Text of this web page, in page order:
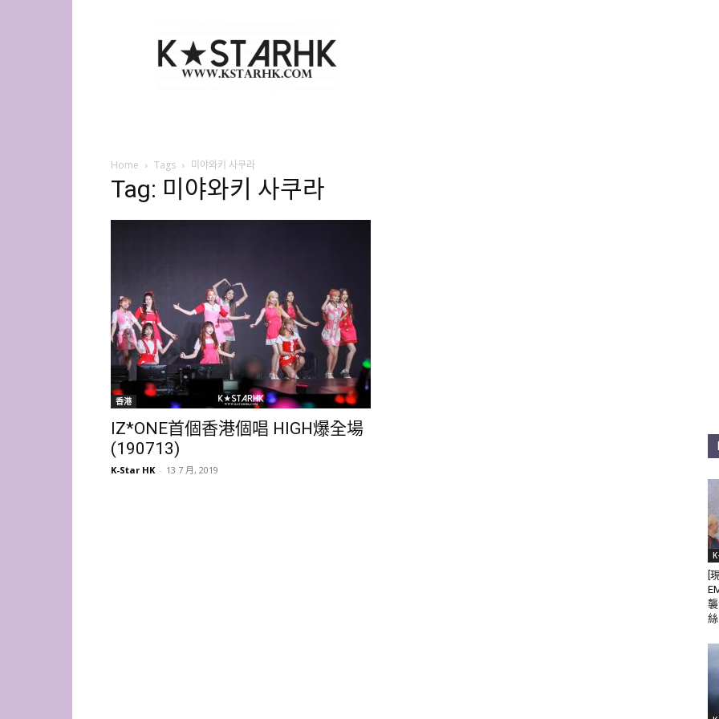
Star
HK
Home Tags 미야와키 사쿠라
Tag: 미야와키 사쿠라
香港
IZ*ONE首個香港個唱 HIGH爆全場
(190713)
K-Star HK - 13 7 月, 2019
[